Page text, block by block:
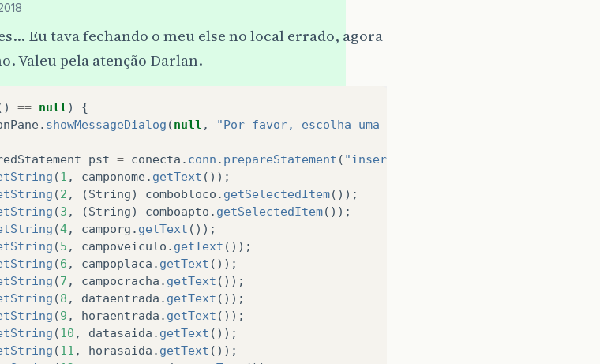
Eu tava fechando o meu else no local errado, agora
Valeu pela atenção Darlan.
== null )
{
. showMessageDialog (null , "Por favor, escolha uma foto!"
pst = conecta . conn . prepareStatement ( "insert into visitantes
(1 , camponome. getText ());
(2 , (String) combobloco . getSelectedItem());
(3 , (String) comboapto . getSelectedItem());
(4, camporg . getText ());
(5 , campoveiculo . getText ());
(6 , campoplaca . getText ());
(7 , campocracha . getText ());
(8 , dataentrada . getText ());
(9 , horaentrada . getText ());
(10 , datasaida . getText ());
(11 , horasaida . getText ());